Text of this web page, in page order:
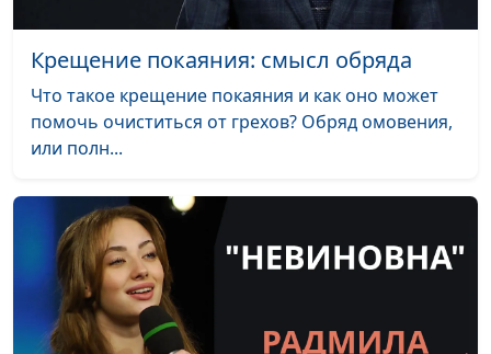
Крещение покаяния: смысл обряда
Что такое крещение покаяния и как оно может
помочь очиститься от грехов? Обряд омовения,
или полн...